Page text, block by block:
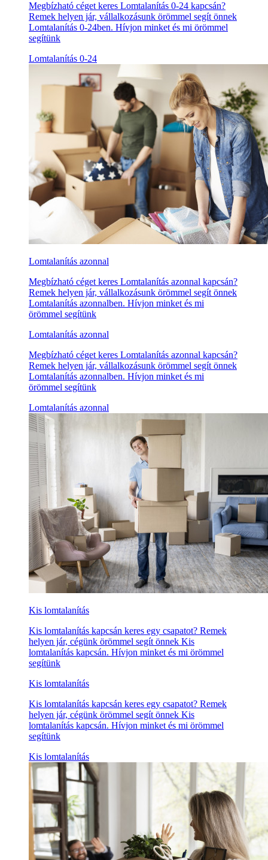
Megbízható céget keres Lomtalanítás 0-24 kapcsán?
Remek helyen jár, vállalkozásunk örömmel segít önnek
Lomtalanítás 0-24ben. Hívjon minket és mi örömmel
segítünk
Lomtalanítás 0-24
Lomtalanítás azonnal
Megbízható céget keres Lomtalanítás azonnal kapcsán?
Remek helyen jár, vállalkozásunk örömmel segít önnek
Lomtalanítás azonnalben. Hívjon minket és mi
örömmel segítünk
Lomtalanítás azonnal
Megbízható céget keres Lomtalanítás azonnal kapcsán?
Remek helyen jár, vállalkozásunk örömmel segít önnek
Lomtalanítás azonnalben. Hívjon minket és mi
örömmel segítünk
Lomtalanítás azonnal
Kis lomtalanítás
Kis lomtalanítás kapcsán keres egy csapatot? Remek
helyen jár, cégünk örömmel segít önnek Kis
lomtalanítás kapcsán. Hívjon minket és mi örömmel
segítünk
Kis lomtalanítás
Kis lomtalanítás kapcsán keres egy csapatot? Remek
helyen jár, cégünk örömmel segít önnek Kis
lomtalanítás kapcsán. Hívjon minket és mi örömmel
segítünk
Kis lomtalanítás